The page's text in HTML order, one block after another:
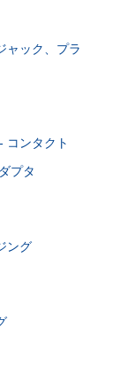
ャック、プラ
コンタクト
プタ
ング